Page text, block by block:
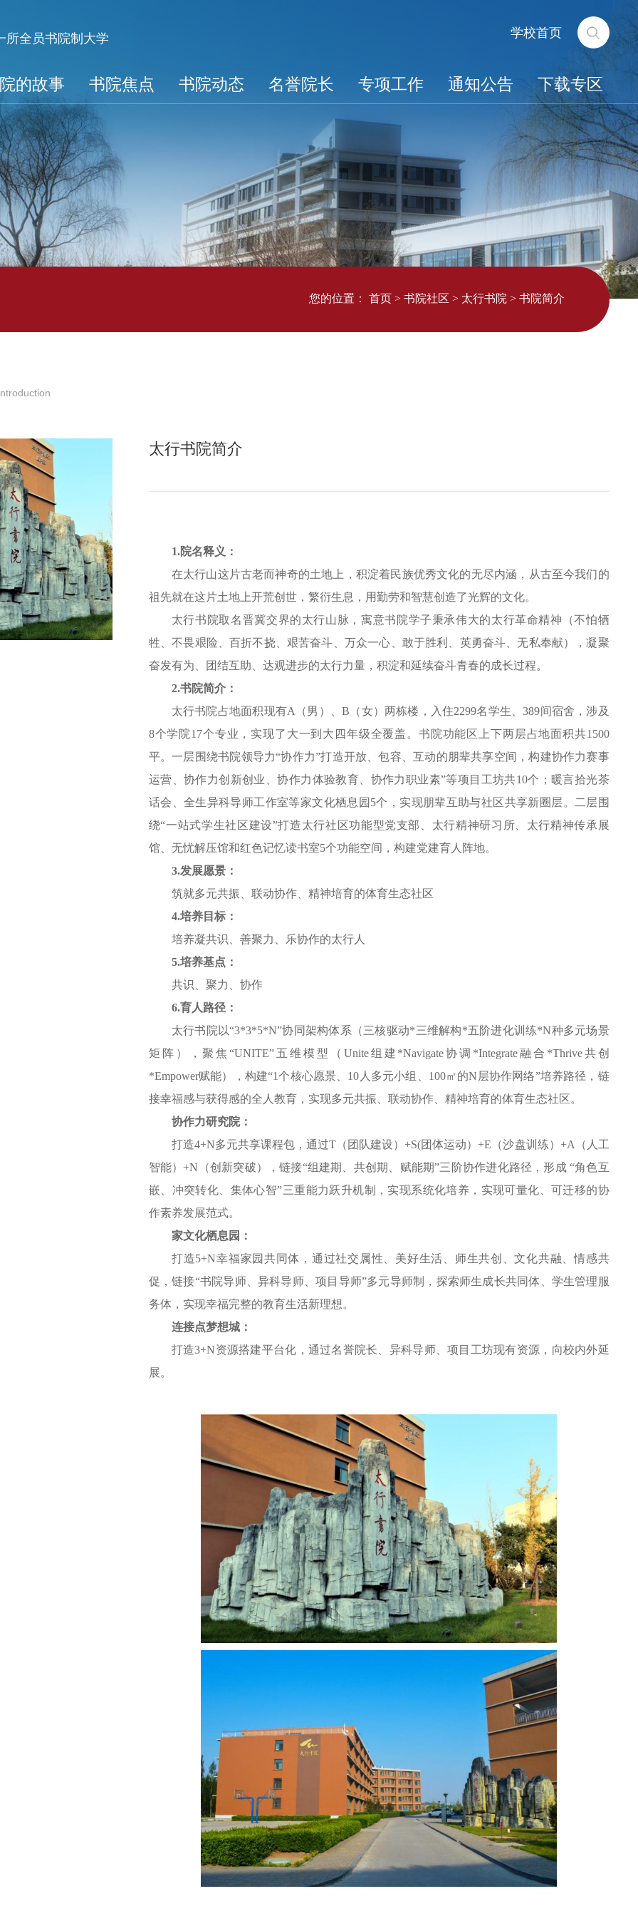
所全员书院制大学 学校首页
的故事 书院焦点 书院动态 名誉院长 专项工作 通知公告 下载专区
您的位置： 首页 > 书院社区 > 太行书院 > 书院简介
太行书院简介
1.院名释义：
在太行山这片古老而神奇的土地上，积淀着民族优秀文化的无尽内涵，从古至今我们的
祖先就在这片土地上开荒创世，繁衍生息，用勤劳和智慧创造了光辉的文化。
太行书院取名晋冀交界的太行山脉，寓意书院学子秉承伟大的太行革命精神（不怕牺
牲、不畏艰险、百折不挠、艰苦奋斗、万众一心、敢于胜利、英勇奋斗、无私奉献），凝聚
奋发有为、团结互助、达观进步的太行力量，积淀和延续奋斗青春的成长过程。
2.书院简介：
太行书院占地面积现有A（男）、B（女）两栋楼，入住2299名学生、389间宿舍，涉及
8个学院17个专业，实现了大一到大四年级全覆盖。书院功能区上下两层占地面积共1500
平。一层围绕书院领导力“协作力”打造开放、包容、互动的朋辈共享空间，构建协作力赛事
运营、协作力创新创业、协作力体验教育、协作力职业素”等项目工坊共10个；暖言拾光茶
话会、全生异科导师工作室等家文化栖息园5个，实现朋辈互助与社区共享新圈层。二层围
绕“一站式学生社区建设”打造太行社区功能型党支部、太行精神研习所、太行精神传承展
馆、无忧解压馆和红色记忆读书室5个功能空间，构建党建育人阵地。
3.发展愿景：
筑就多元共振、联动协作、精神培育的体育生态社区
4.培养目标：
培养凝共识、善聚力、乐协作的太行人
5.培养基点：
共识、聚力、协作
6.育人路径：
太行书院以“3*3*5*N”协同架构体系（三核驱动*三维解构*五阶进化训练*N种多元场景
矩阵），聚焦“UNITE”五维模型（Unite组建*Navigate协调*Integrate融合*Thrive共创
*Empower赋能），构建“1个核心愿景、10人多元小组、100㎡的N层协作网络”培养路径，链
接幸福感与获得感的全人教育，实现多元共振、联动协作、精神培育的体育生态社区。
协作力研究院：
打造4+N多元共享课程包，通过T（团队建设）+S(团体运动）+E（沙盘训练）+A（人工
智能）+N（创新突破），链接“组建期、共创期、赋能期”三阶协作进化路径，形成 “角色互
嵌、冲突转化、集体心智”三重能力跃升机制，实现系统化培养，实现可量化、可迁移的协
作素养发展范式。
家文化栖息园：
打造5+N幸福家园共同体，通过社交属性、美好生活、师生共创、文化共融、情感共
促，链接“书院导师、异科导师、项目导师”多元导师制，探索师生成长共同体、学生管理服
务体，实现幸福完整的教育生活新理想。
连接点梦想城：
打造3+N资源搭建平台化，通过名誉院长、异科导师、项目工坊现有资源，向校内外延
展。